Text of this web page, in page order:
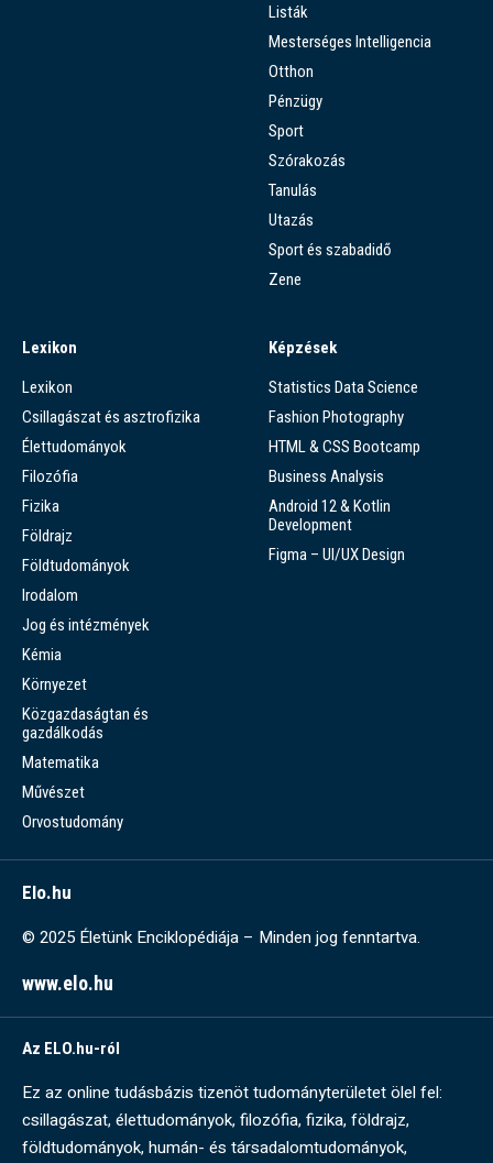
Listák
Mesterséges Intelligencia
Otthon
Pénzügy
Sport
Szórakozás
Tanulás
Utazás
Sport és szabadidő
Zene
Lexikon
Lexikon
Csillagászat és asztrofizika
Élettudományok
Filozófia
Fizika
Földrajz
Földtudományok
Irodalom
Jog és intézmények
Kémia
Környezet
Közgazdaságtan és
gazdálkodás
Matematika
Művészet
Orvostudomány
Képzések
Statistics Data Science
Fashion Photography
HTML & CSS Bootcamp
Business Analysis
Android 12 & Kotlin
Development
Figma – UI/UX Design
Elo.hu
© 2025 Életünk Enciklopédiája – Minden jog fenntartva.
www.elo.hu
Az ELO.hu-ról
Ez az online tudásbázis tizenöt tudományterületet ölel fel:
csillagászat, élettudományok, filozófia, fizika, földrajz,
földtudományok, humán- és társadalomtudományok,